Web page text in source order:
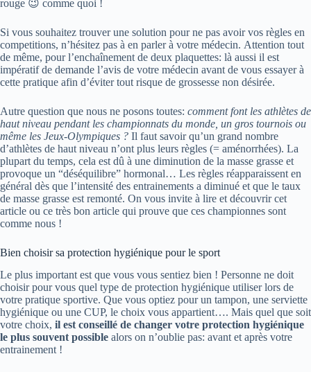
rouge 😉 comme quoi !
Si vous souhaitez trouver une solution pour ne pas avoir vos règles en
competitions, n’hésitez pas à en parler à votre médecin. Attention tout
de même, pour l’enchaînement de deux plaquettes: là aussi il est
impératif de demande l’avis de votre médecin avant de vous essayer à
cette pratique afin d’éviter tout risque de grossesse non désirée.
Autre question que nous ne posons toutes: comment font les athlètes de
haut niveau pendant les championnats du monde, un gros tournois ou
même les Jeux-Olympiques ? Il faut savoir qu’un grand nombre
d’athlètes de haut niveau n’ont plus leurs règles (= aménorrhées). La
plupart du temps, cela est dû à une diminution de la masse grasse et
provoque un “déséquilibre” hormonal… Les règles réapparaissent en
général dès que l’intensité des entrainements a diminué et que le taux
de masse grasse est remonté. On vous invite à lire et découvrir cet
article ou ce très bon article qui prouve que ces championnes sont
comme nous !
Bien choisir sa protection hygiénique pour le sport
Le plus important est que vous vous sentiez bien ! Personne ne doit
choisir pour vous quel type de protection hygiénique utiliser lors de
votre pratique sportive. Que vous optiez pour un tampon, une serviette
hygiénique ou une CUP, le choix vous appartient…. Mais quel que soit
votre choix, il est conseillé de changer votre protection hygiénique
le plus souvent possible alors on n’oublie pas: avant et après votre
entrainement !